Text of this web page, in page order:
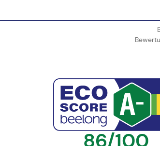
86/100